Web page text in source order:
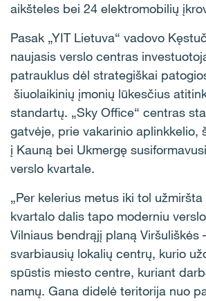
aikšteles bei 24 elektromobilių
Pasak „YIT Lietuva“ vadovo
naujasis verslo centras
patrauklus dėl strategiškai
šiuolaikinių įmonių lūkesčius
standartų. „Sky Office“ centras
gatvėje, prie vakarinio aplinkkelio,
į Kauną bei Ukmergę
verslo kvartale.
„Per kelerius metus iki tol užmiršta
kvartalo dalis tapo moderniu
Vilniaus bendrąjį planą Viršuliškės
svarbiausių lokalių centrų, kurio
spūstis miesto centre, kuriant
namų. Gana didelė teritorija nuo